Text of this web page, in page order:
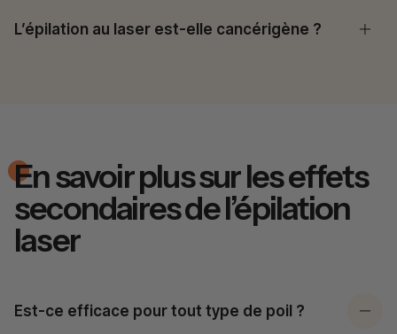
L’épilation au laser est-elle cancérigène ?
En savoir plus sur les effets
secondaires de l’épilation
laser
Est-ce efficace pour tout type de poil ?